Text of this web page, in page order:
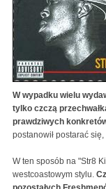
W wypadku wielu
tylko czczą
prawdziwych
postanowił postarać się,
W ten sposób na "Str8
westcoastowym stylu.